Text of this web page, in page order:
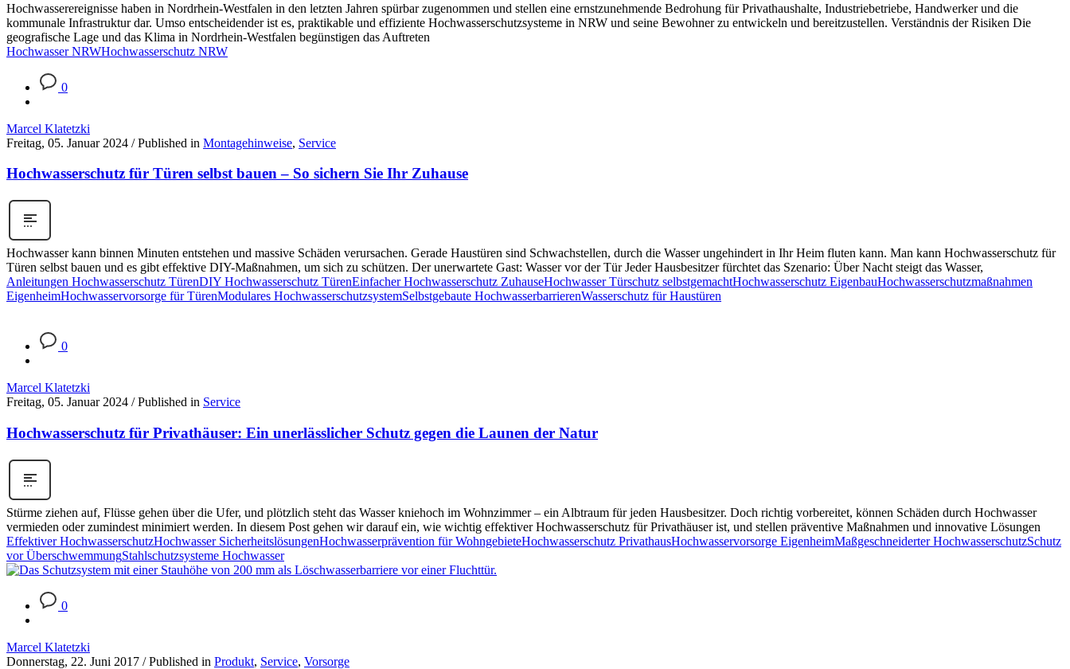
Hochwasserereignisse haben in Nordrhein-Westfalen in den letzten Jahren spürbar zugenommen und stellen eine ernstzunehmende Bedrohung für Privathaushalte, Industriebetriebe, Handwerker und die
kommunale Infrastruktur dar. Umso entscheidender ist es, praktikable und effiziente Hochwasserschutzsysteme in NRW und seine Bewohner zu entwickeln und bereitzustellen. Verständnis der Risiken Die
geografische Lage und das Klima in Nordrhein-Westfalen begünstigen das Auftreten
Hochwasser NRWHochwasserschutz NRW
0
Marcel Klatetzki
Freitag, 05. Januar 2024 / Published in Montagehinweise, Service
Hochwasserschutz für Türen selbst bauen – So sichern Sie Ihr Zuhause
Hochwasser kann binnen Minuten entstehen und massive Schäden verursachen. Gerade Haustüren sind Schwachstellen, durch die Wasser ungehindert in Ihr Heim fluten kann. Man kann Hochwasserschutz für
Türen selbst bauen und es gibt effektive DIY-Maßnahmen, um sich zu schützen. Der unerwartete Gast: Wasser vor der Tür Jeder Hausbesitzer fürchtet das Szenario: Über Nacht steigt das Wasser,
Anleitungen Hochwasserschutz TürenDIY Hochwasserschutz TürenEinfacher Hochwasserschutz ZuhauseHochwasser Türschutz selbstgemachtHochwasserschutz EigenbauHochwasserschutzmaßnahmen
EigenheimHochwasservorsorge für TürenModulares HochwasserschutzsystemSelbstgebaute HochwasserbarrierenWasserschutz für Haustüren
0
Marcel Klatetzki
Freitag, 05. Januar 2024 / Published in Service
Hochwasserschutz für Privathäuser: Ein unerlässlicher Schutz gegen die Launen der Natur
Stürme ziehen auf, Flüsse gehen über die Ufer, und plötzlich steht das Wasser kniehoch im Wohnzimmer – ein Albtraum für jeden Hausbesitzer. Doch richtig vorbereitet, können Schäden durch Hochwasser
vermieden oder zumindest minimiert werden. In diesem Post gehen wir darauf ein, wie wichtig effektiver Hochwasserschutz für Privathäuser ist, und stellen präventive Maßnahmen und innovative Lösungen
Effektiver HochwasserschutzHochwasser SicherheitslösungenHochwasserprävention für WohngebieteHochwasserschutz PrivathausHochwasservorsorge EigenheimMaßgeschneiderter HochwasserschutzSchutz
vor ÜberschwemmungStahlschutzsysteme Hochwasser
0
Marcel Klatetzki
Donnerstag, 22. Juni 2017 / Published in Produkt, Service, Vorsorge